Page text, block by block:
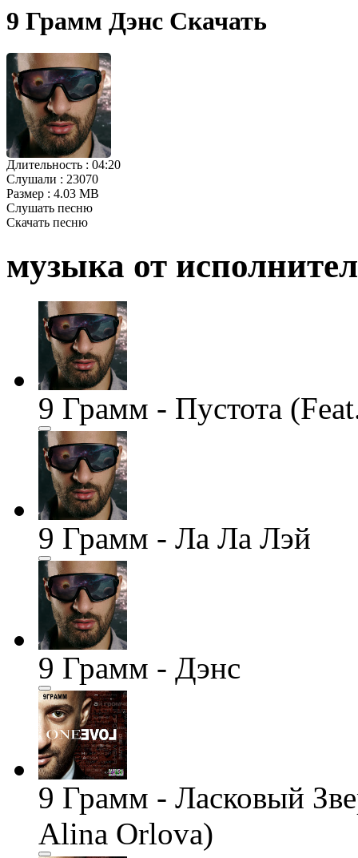
9 Грамм Дэнс Скачать
Длительность : 04:20
Слушали : 23070
Размер : 4.03 MB
Слушать песню
Скачать песню
музыка от
9 Грамм - Пустота
9 Грамм - Ла Ла Лэй
9 Грамм - Дэнс
9 Грамм - Ласковый
Alina Orlova)